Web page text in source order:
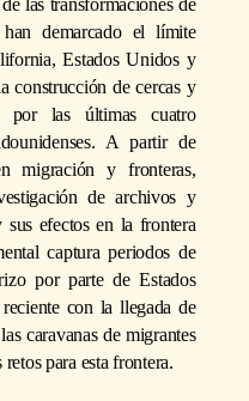
las transformaciones de
demarcado el límite
Estados Unidos y
construcción de cercas y
por las últimas cuatro
A partir de
migración y fronteras,
de archivos y
efectos en la frontera
captura periodos de
por parte de Estados
con la llegada de
caravanas de migrantes
para esta frontera.